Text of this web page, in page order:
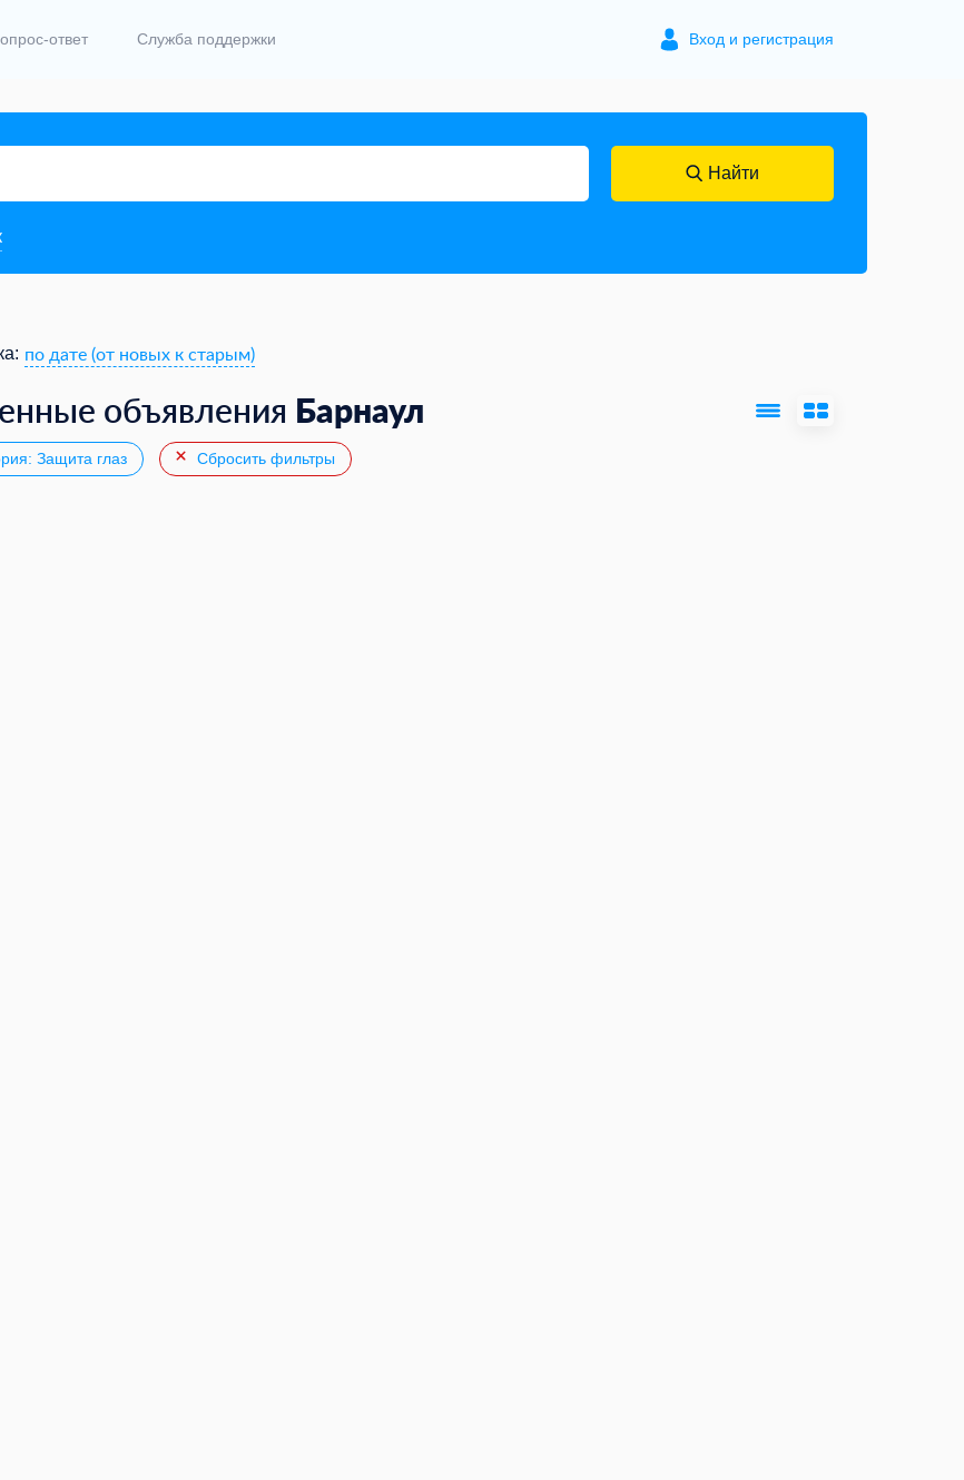
ответ Служба поддержки Вход и регистрация
Найти
по дате (от новых к старым)
объявления Барнаул
Защита глаз Сбросить фильтры